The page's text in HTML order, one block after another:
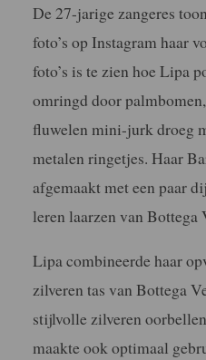
De 27-jarige zangeres
foto’s op Instagram haar
foto’s is te zien hoe Lipa
omringd door
fluwelen mini-jurk droeg
metalen ringetjes. Haar
afgemaakt met een paar
leren laarzen van Bottega
Lipa combineerde haar
zilveren tas van Bottega
stijlvolle zilveren
maakte ook optimaal